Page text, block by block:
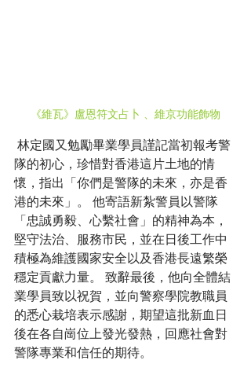
《維瓦》盧恩符文占卜 、維京功能飾物
林定國又勉勵畢業學員謹記當初報考警
隊的初心，珍惜對香港這片土地的情
懷，指出「你們是警隊的未來，亦是香
港的未來」。 他寄語新紮警員以警隊
「忠誠勇毅、心繫社會」的精神為本，
堅守法治、服務市民，並在日後工作中
積極為維護國家安全以及香港長遠繁榮
穩定貢獻力量。 致辭最後，他向全體結
業學員致以祝賀，並向警察學院教職員
的悉心栽培表示感謝，期望這批新血日
後在各自崗位上發光發熱，回應社會對
警隊專業和信任的期待。